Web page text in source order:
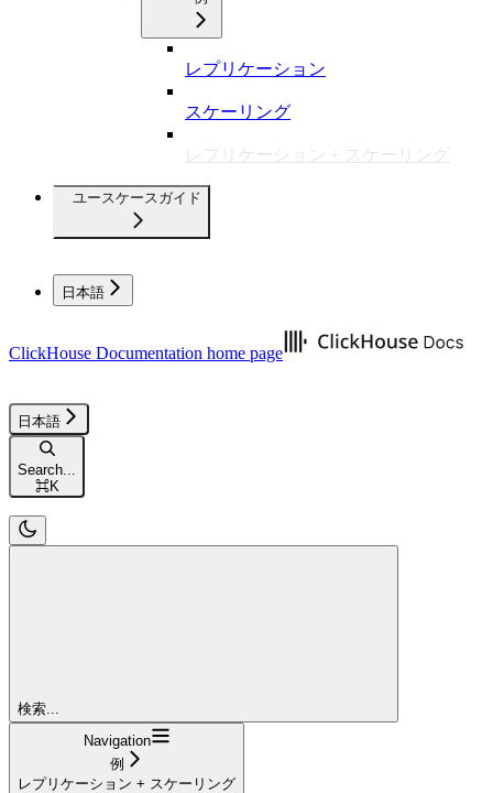
レプリケーション
スケーリング
レプリケーション + スケーリング
ユースケースガイド
日本語
ClickHouse Documentation home page
日本語
Search...
⌘K
検索...
Navigation
例
レプリケーション + スケーリング